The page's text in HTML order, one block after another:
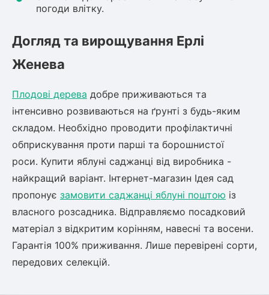
погоди влітку.
Догляд та вирощування Ерлі
Женева
Плодові дерева добре приживаються та
інтенсивно розвиваються на ґрунті з будь-яким
складом. Необхідно проводити профілактичні
обприскування проти парші та борошнистої
роси. Купити яблуні саджанці від виробника -
найкращий варіант. Інтернет-магазин Ідея сад
пропонує замовити саджанці яблуні поштою із
власного розсадника. Відправляємо посадковий
матеріал з відкритим корінням, навесні та восени.
Гарантія 100% приживання. Лише перевірені сорти,
передових селекцій.